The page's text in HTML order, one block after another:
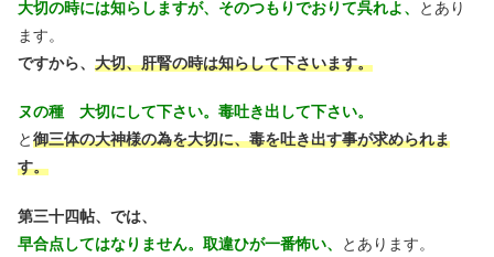
大切の時には知らしますが、そのつもりでおりて呉れよ、
とあり
ます。
ですから、 大切、肝腎の時は知らして下さいます。
ヌの種 大切にして下さい。毒吐き出して下さい。
と御三体の大神様の為を大切に、毒を吐き出す事が求められま
す。
第三十四帖、では、
早合点してはなりません。取違ひが一番怖い、
とあります。